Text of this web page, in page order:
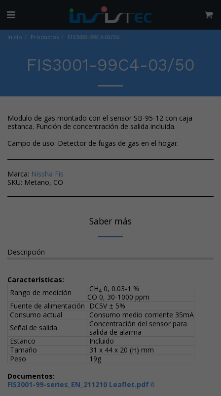
Inicio Productos FIS3001-99C4-03/50
FIS3001-99C4-03/50
Modulo de gas montado con el sensor SB-95-12 con caja
estanca. Función de concentración de salida incluida.
Campo de uso: Detector de fugas de gas en el hogar.
Marca: Nissha Fis
SKU: Metano, CO
Saber más
Descripción
Características:
Rango de medición
CH4 0, 0.03-1 %
CO 0, 30-1000 ppm
Fuente de alimentación
DC5V ± 5%
Consumo actual
Consumo medio corriente 35mA
Señal de salida
Concentración del sensor para
salida de alarma
Estanco
Incluido
Tamaño
31 x 44 x 20 (H) mm
Peso
19g
Documentos:
FIS3001-99-series_EN_211210 Leaflet.pdf